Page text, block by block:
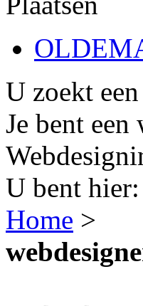
U zoekt
Je bent
U bent hier:
Home >